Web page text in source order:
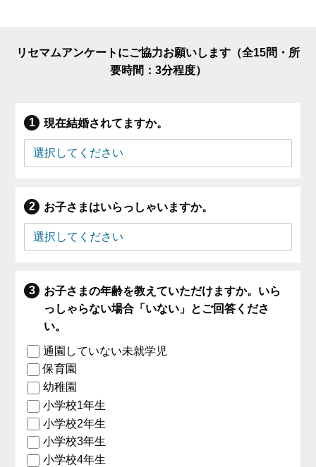
リセマムアンケートにご協力お願いします（全15問・所
要時間：3分程度）
現在結婚されてますか。
お子さまはいらっしゃいますか。
お子さまの年齢を教えていただけますか。いら
っしゃらない場合「いない」とご回答くださ
い。
通園していない未就学児
保育園
幼稚園
小学校1年生
小学校2年生
小学校3年生
小学校4年生